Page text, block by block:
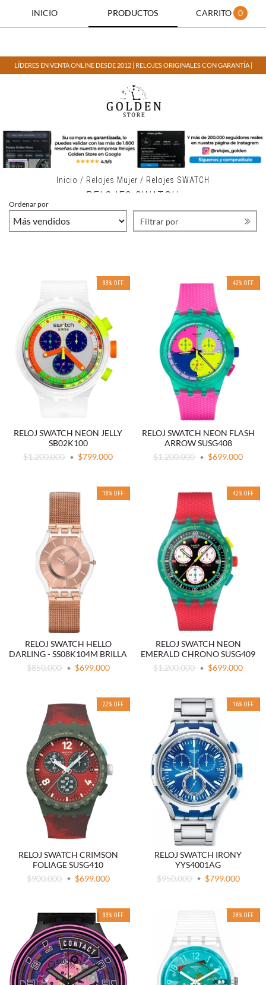
INICIO PRODUCTOS CARRITO 0
LÍDERES EN VENTA ONLINE DESDE 2012 | RELOJES ORIGINALES CON GARANTÍA |
Inicio / Relojes Mujer / Relojes SWATCH
RELOJES SWATCH
Ordenar por
Filtrar por
33% OFF
RELOJ SWATCH NEON JELLY
SB02K100
$1.200.000
$799.000
42% OFF
RELOJ SWATCH NEON FLASH
ARROW SUSG408
$1.200.000
$699.000
18% OFF
RELOJ SWATCH HELLO
DARLING - SS08K104M BRILLA
$850.000
$699.000
42% OFF
RELOJ SWATCH NEON
EMERALD CHRONO SUSG409
$1.200.000
$699.000
22% OFF
RELOJ SWATCH CRIMSON
FOLIAGE SUSG410
$900.000
$699.000
16% OFF
RELOJ SWATCH IRONY
YYS4001AG
$950.000
$799.000
33% OFF 28% OFF